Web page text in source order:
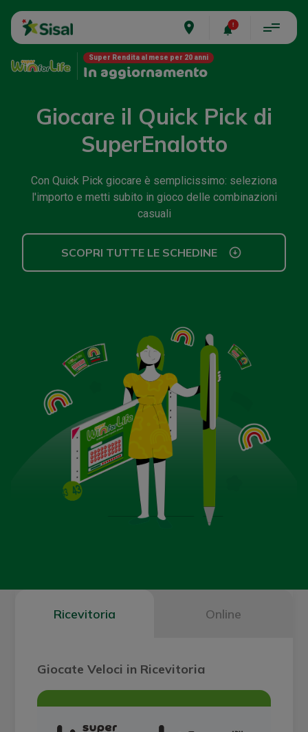
place
Super Rendita al mese per 20 anni
In aggiornamento
Giocare il Quick Pick di
SuperEnalotto
Con Quick Pick giocare è semplicissimo: seleziona
l'importo e metti subito in gioco delle combinazioni
casuali
SCOPRI TUTTE LE SCHEDINE
Ricevitoria Online
Giocate Veloci in Ricevitoria